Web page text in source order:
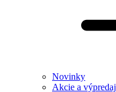
Novinky
Akcie a výpredaj